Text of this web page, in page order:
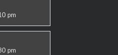
pm
pm